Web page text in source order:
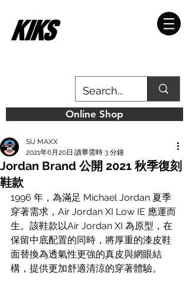
Online Shop
Jordan Brand 公開 2021 秋季復刻
鞋款
SU MAXX
2021年6月20日 讀畢需時 3 分鐘
1996 年，為滿足 Michael Jordan 夏季
穿著需求，Air Jordan XI Low IE 應運而
生。該鞋款以Air Jordan XI 為原型，在
保留中底配置的同時，將厚重的漆皮鞋
面替換為透氣性更強的真皮與網眼結
構，提供更加舒適清涼的穿著體驗。